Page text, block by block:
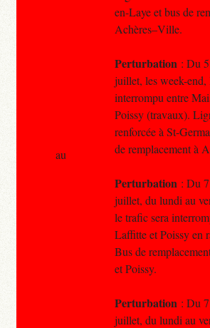
en-Laye et bus de
Achères–Ville.
Perturbation : Du
juillet, les week-end,
interrompu entre
Poissy (travaux).
renforcée à St-
de remplacement à
Perturbation : Du
juillet, du lundi au
le trafic sera
Laffitte et Poissy en
Bus de
et Poissy.
Perturbation : Du
juillet, du lundi au
au